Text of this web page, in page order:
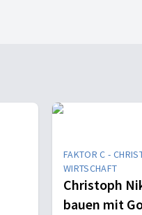
FAKTOR C -
WIRTSCHAFT
Christoph
bauen mit